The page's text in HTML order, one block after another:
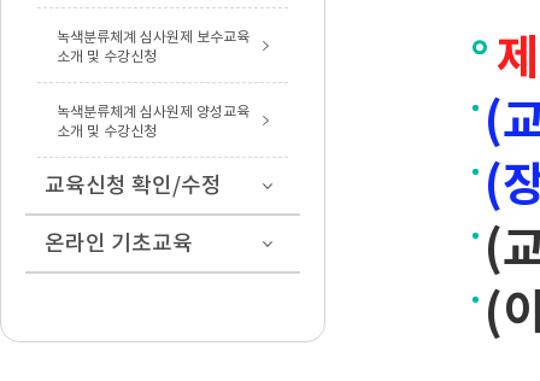
녹색분류체계 심사원제 보수교육
소개 및 수강신청
녹색분류체계 심사원제 양성교육
소개 및 수강신청
교육신청 확인/수정
온라인 기초교육
(
(
(
(